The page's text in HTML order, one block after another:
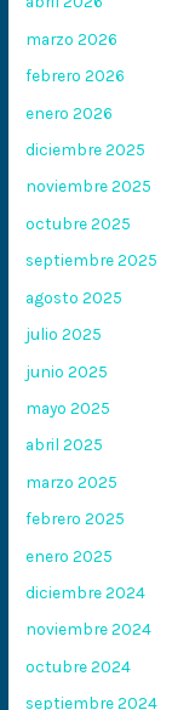
marzo 2026
febrero 2026
enero 2026
diciembre 2025
noviembre 2025
octubre 2025
septiembre 2025
agosto 2025
julio 2025
junio 2025
mayo 2025
abril 2025
marzo 2025
febrero 2025
enero 2025
diciembre 2024
noviembre 2024
octubre 2024
septiembre 2024